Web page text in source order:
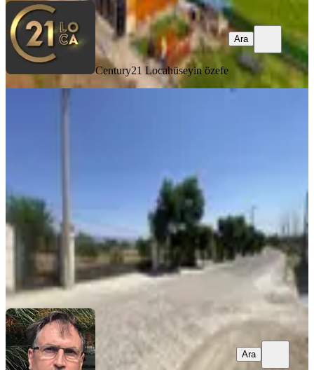
Century21 Locahüseyin özefe
Ara
09.01.2026
Hüseyin Çalışkan
Ara
Ara